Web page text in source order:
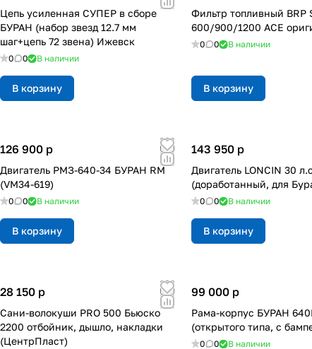
Цепь усиленная СУПЕР в сборе
БУРАН (набор звезд 12.7 мм
шаг+цепь 72 звена) Ижевск
0 0 В наличии
В корзину
Фильтр топливный BRP
600/900/1200 ACE
0 0 В наличии
В корзину
126 900 p
Двигатель РМЗ-640-34 БУРАН RM
(VM34-619)
0 0 В наличии
В корзину
143 950 p
Двигатель LONCIN 30
(доработанный, для
0 0 В наличии
В корзину
28 150 p
Сани-волокуши PRO 500 Бьюско
2200 отбойник, дышло, накладки
(ЦентрПласт)
99 000 p
Рама-корпус БУРАН
(открытого типа, с
0 0 В наличии